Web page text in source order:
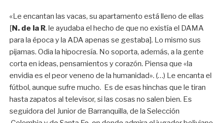
«Le encantan las vacas, su apartamento está lleno de ellas
[N. de la R. le ayudaba el hecho de que no existía el DAMA
para la época y la ADA apenas se gestaba]. Lo mismo sus
pijamas. Odia la hipocresía. No soporta, además, a la gente
corta en ideas, pensamientos y corazón. Piensa que «la
envidia es el peor veneno de la humanidad». (…) Le encanta el
fútbol, aunque sufre mucho. Es de esas hinchas que le tiran
hasta zapatos al televisor, si las cosas no salen bien. Es
seguidora del Junior de Barranquilla, de la Selección